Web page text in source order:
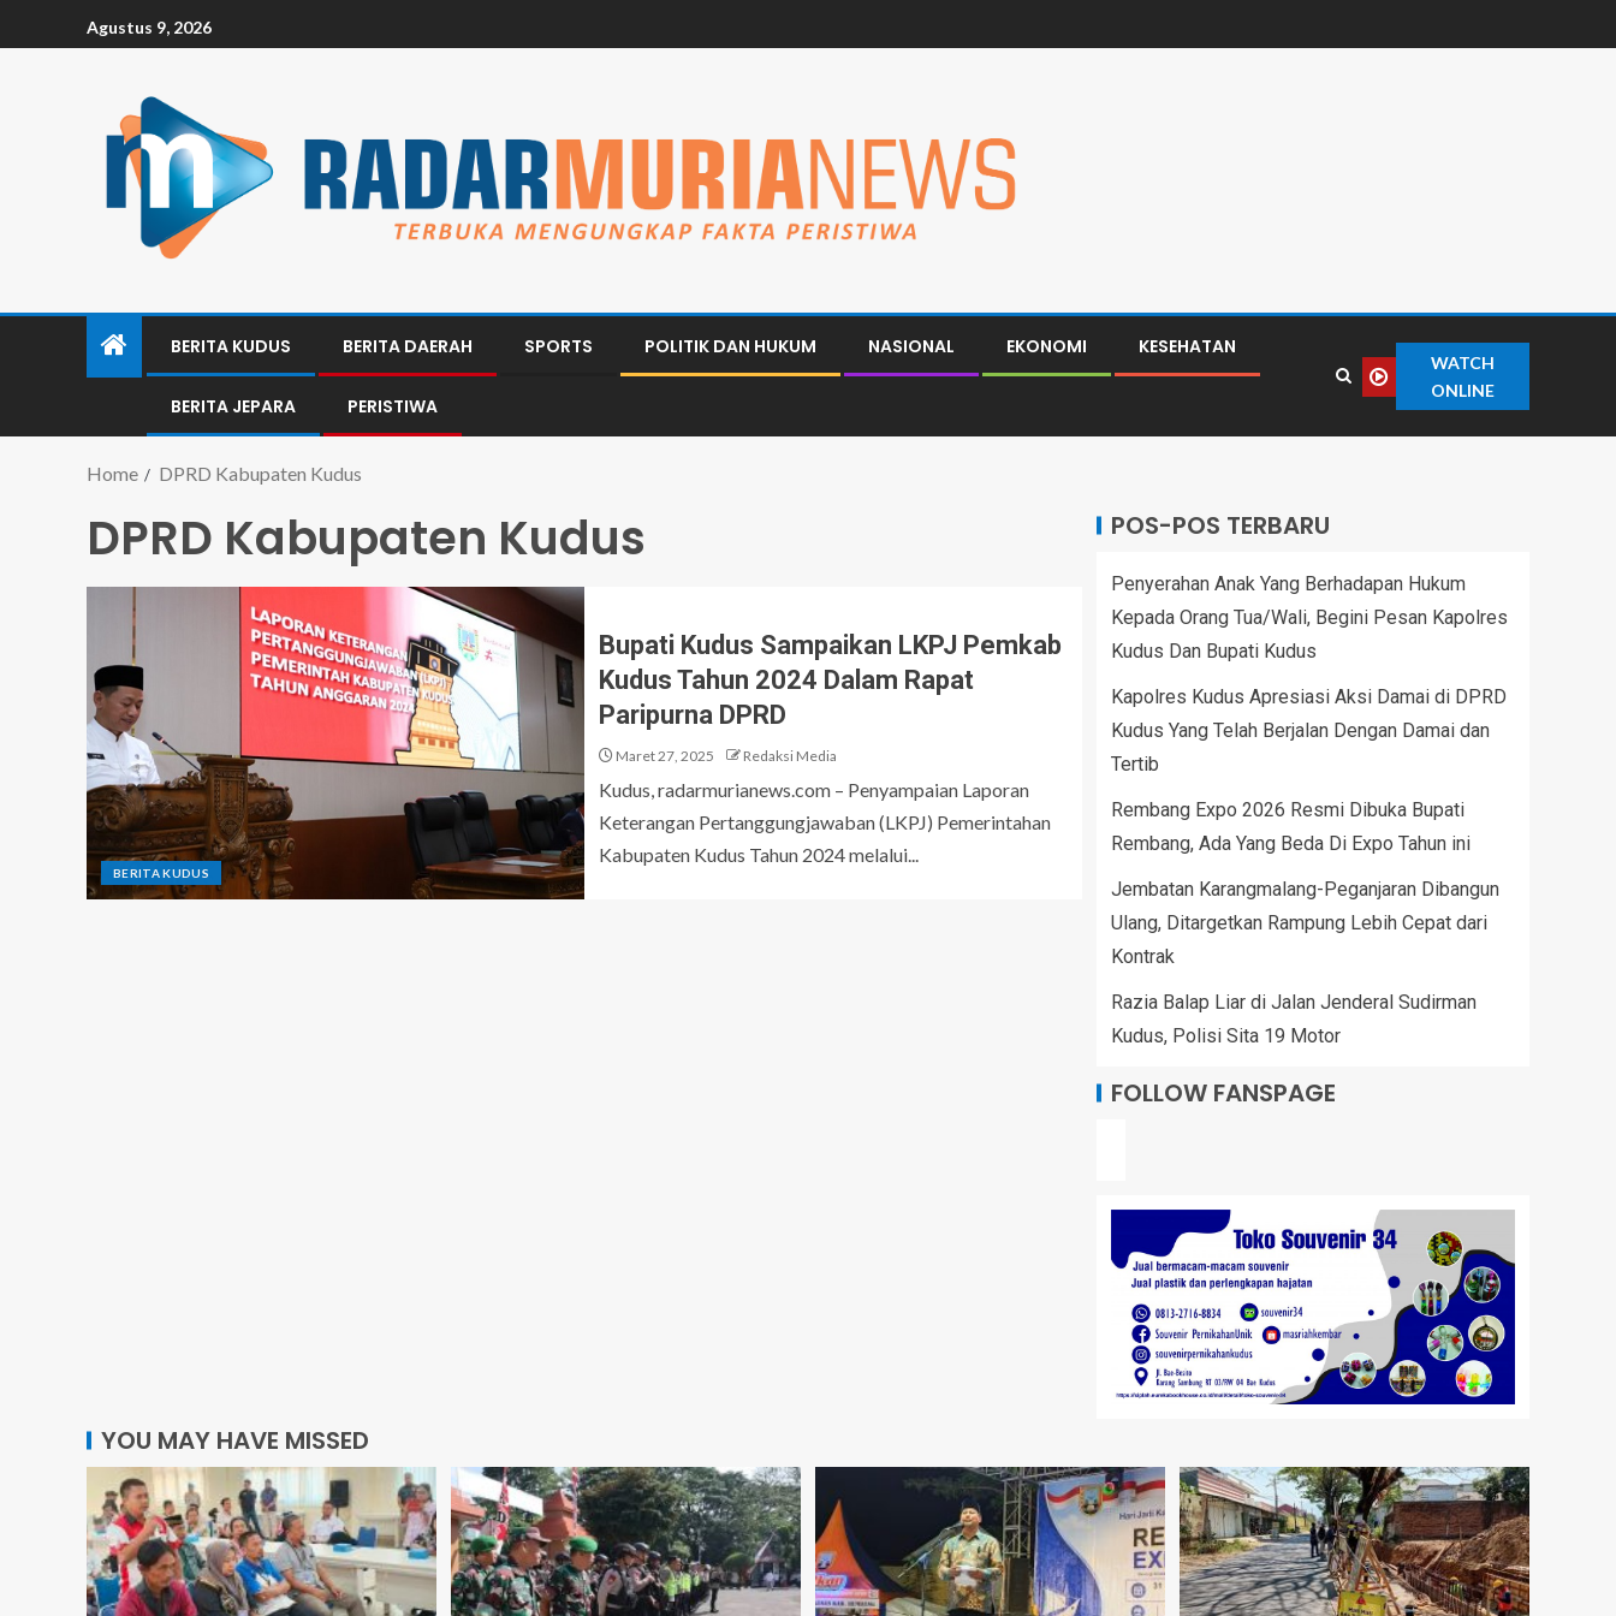
Agustus 9, 2026
BERITA KUDUS BERITA DAERAH SPORTS POLITIK DAN HUKUM NASIONAL EKONOMI KESEHATAN
BERITA JEPARA PERISTIWA
WATCH
ONLINE
Home DPRD Kabupaten Kudus
DPRD Kabupaten Kudus
BERITA KUDUS
Bupati Kudus Sampaikan LKPJ Pemkab
Kudus Tahun 2024 Dalam Rapat
Paripurna DPRD
Maret 27, 2025 Redaksi Media
Kudus, radarmurianews.com – Penyampaian Laporan
Keterangan Pertanggungjawaban (LKPJ) Pemerintahan
Kabupaten Kudus Tahun 2024 melalui...
POS-POS TERBARU
Penyerahan Anak Yang Berhadapan Hukum
Kepada Orang Tua/Wali, Begini Pesan Kapolres
Kudus Dan Bupati Kudus
Kapolres Kudus Apresiasi Aksi Damai di DPRD
Kudus Yang Telah Berjalan Dengan Damai dan
Tertib
Rembang Expo 2026 Resmi Dibuka Bupati
Rembang, Ada Yang Beda Di Expo Tahun ini
Jembatan Karangmalang-Peganjaran Dibangun
Ulang, Ditargetkan Rampung Lebih Cepat dari
Kontrak
Razia Balap Liar di Jalan Jenderal Sudirman
Kudus, Polisi Sita 19 Motor
FOLLOW FANSPAGE
YOU MAY HAVE MISSED